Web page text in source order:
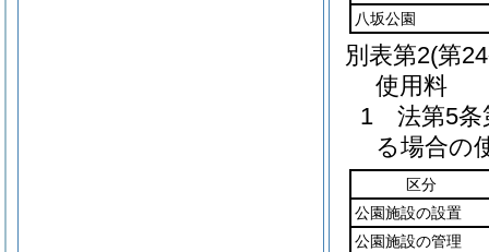
八坂公園
別表第2(第
使用料
1 法第5条
る場合の
区分
公園施設の設置
公園施設の管理